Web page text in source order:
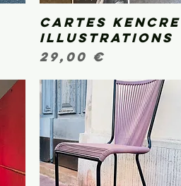
Aperçu rapide
Cartes KENCRE
illustrations
Prix
29,00 €